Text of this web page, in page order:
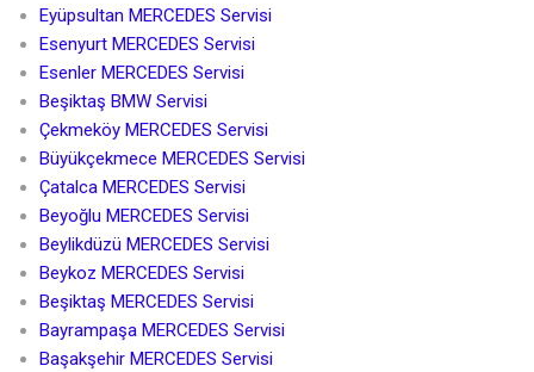
Eyüpsultan MERCEDES Servisi
Esenyurt MERCEDES Servisi
Esenler MERCEDES Servisi
Beşiktaş BMW Servisi
Çekmeköy MERCEDES Servisi
Büyükçekmece MERCEDES Servisi
Çatalca MERCEDES Servisi
Beyoğlu MERCEDES Servisi
Beylikdüzü MERCEDES Servisi
Beykoz MERCEDES Servisi
Beşiktaş MERCEDES Servisi
Bayrampaşa MERCEDES Servisi
Başakşehir MERCEDES Servisi